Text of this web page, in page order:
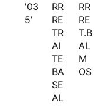
'03
5'
RR
RE
TR
AI
TE
BA
SE
AL
RR
RE
T.B
AL
M
OS